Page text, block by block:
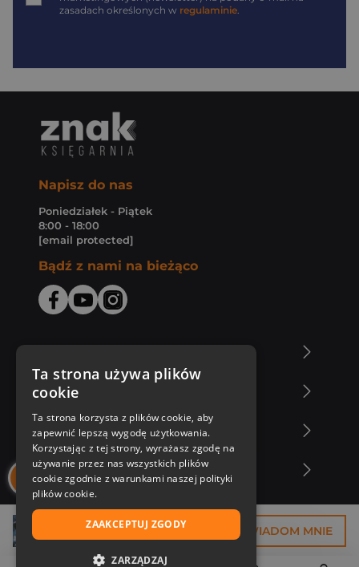
36,75 zł POWIADOM MNIE
zasadach określonych w regulaminie.
Napisz do nas
Poniedziałek - Piątek
8:00 - 18:00
[email protected]
Bądź z nami na bieżąco
Zakupy u nas
Nasza oferta
Nasi autorzy
Ta strona używa plików
cookie
Ta strona korzysta z plików cookie, aby
zapewnić lepszą wygodę użytkowania.
Korzystając z tej strony, wyrażasz zgodę na
używanie przez nas wszystkich plików
cookie zgodnie z warunkami naszej polityki
plików cookie.
ZAAKCEPTUJ ZGODY
ZARZĄDZAJ